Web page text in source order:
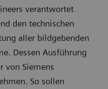
verantwortet
den technischen
aller bildgebenden
Dessen Ausführung
von Siemens
So sollen